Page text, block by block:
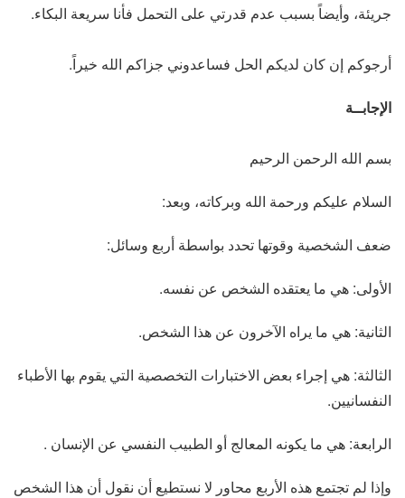
جريئة، وأيضاً بسبب عدم قدرتي على التحمل فأنا سريعة البكاء.
أرجوكم إن كان لديكم الحل فساعدوني جزاكم الله خيراً.
الإجابــة
بسم الله الرحمن الرحيم
السلام عليكم ورحمة الله وبركاته، وبعد:
ضعف الشخصية وقوتها تحدد بواسطة أربع وسائل:
الأولى: هي ما يعتقده الشخص عن نفسه.
الثانية: هي ما يراه الآخرون عن هذا الشخص.
الثالثة: هي إجراء بعض الاختبارات التخصصية التي يقوم بها الأطباء
النفسانيين.
الرابعة: هي ما يكونه المعالج أو الطبيب النفسي عن الإنسان .
وإذا لم تجتمع هذه الأربع محاور لا نستطيع أن نقول أن هذا الشخص